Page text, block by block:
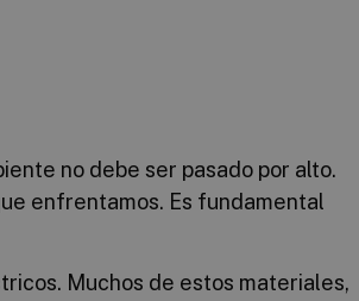
no debe ser pasado por alto.
enfrentamos. Es fundamental
Muchos de estos materiales,